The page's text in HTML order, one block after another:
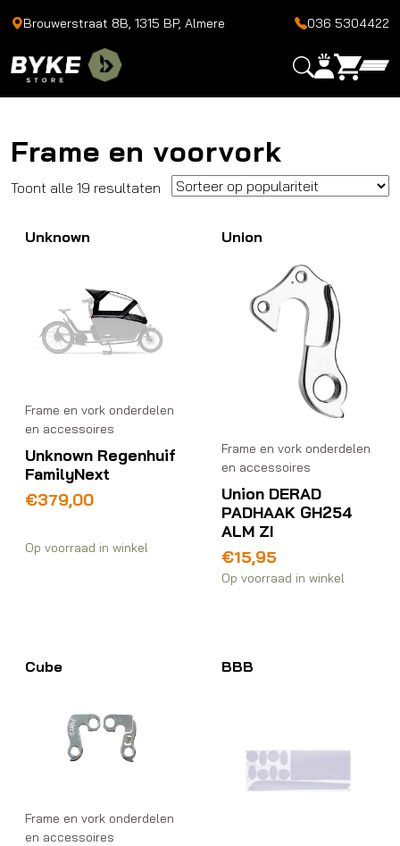
Brouwerstraat 8B, 1315 BP, Almere 036 5304422
Frame en voorvork
Toont alle 19 resultaten Gesorteerd
populariteit
Unknown
Frame en vork onderdelen
en accessoires
Unknown Regenhuif
FamilyNext
€379,00
Op voorraad in winkel
Union
Frame en vork onderdelen
en accessoires
Union DERAD
PADHAAK GH254
ALM ZI
€15,95
Op voorraad in winkel
Cube
Frame en vork onderdelen
en accessoires
BBB